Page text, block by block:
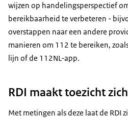
wijzen op handelingsperspectief
bereikbaarheid te verbeteren -
overstappen naar een andere
manieren om 112 te bereiken,
lijn of de 112NL-app.
RDI maakt toezicht
Met metingen als deze laat de RDI